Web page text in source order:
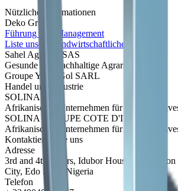
Nützliche Informationen
Deko Gruppe
Führung und Management
Liste unserer landwirtschaftlichen Produkte
Sahel Agri-Sol SAS
Gesunde und nachhaltige Agrarlösungen
Groupe Yaran'Gol SARL
Handel und Industrie
SOLINA
Afrikanisches Unternehmen für Logistik,
SOLINA GROUPE COTE D'IVOIRE
Afrikanisches Unternehmen für Logistik,
Kontaktieren Sie uns
Adresse
3rd and 4th Floors, Idubor House. 52
City, Edo State, Nigeria
Telefon